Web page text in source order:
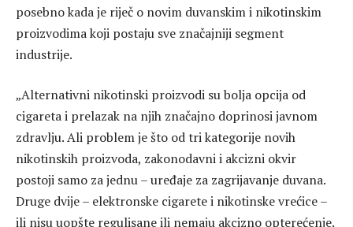
posebno kada je riječ o novim duvanskim i nikotinskim
proizvodima koji postaju sve značajniji segment
industrije.
„Alternativni nikotinski proizvodi su bolja opcija od
cigareta i prelazak na njih značajno doprinosi javnom
zdravlju. Ali problem je što od tri kategorije novih
nikotinskih proizvoda, zakonodavni i akcizni okvir
postoji samo za jednu – uređaje za zagrijavanje duvana.
Druge dvije – elektronske cigarete i nikotinske vrećice –
ili nisu uopšte regulisane ili nemaju akcizno opterećenje.